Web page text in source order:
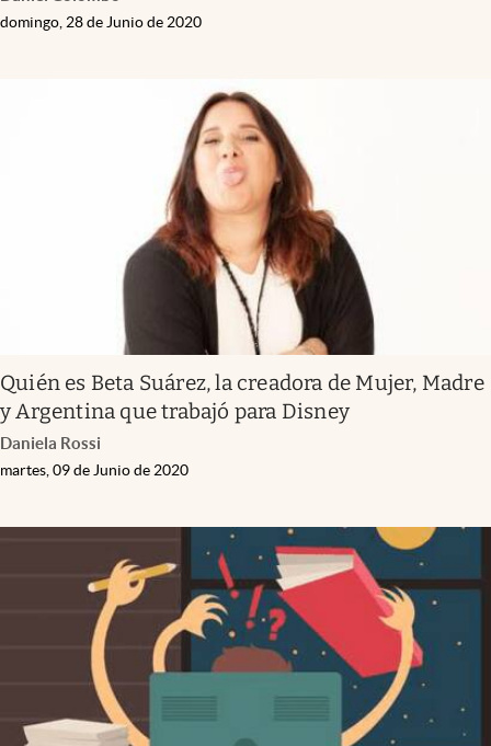
domingo, 28 de Junio de 2020
Quién es Beta Suárez, la creadora de Mujer, Madre
y Argentina que trabajó para Disney
Daniela Rossi
martes, 09 de Junio de 2020